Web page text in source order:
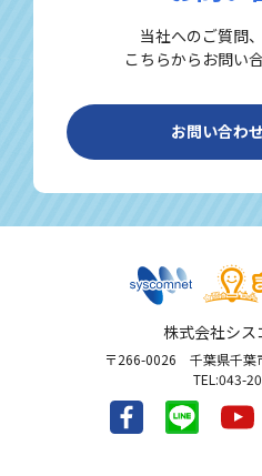
当社へのご質問
こちらからお問い
お問い合わ
株式会社シス
〒266-0026 千葉県千葉
TEL:043-